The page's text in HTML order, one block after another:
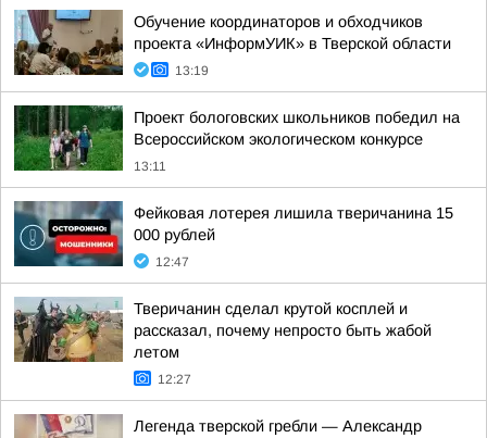
Обучение координаторов и обходчиков
проекта «ИнформУИК» в Тверской области
13:19
Проект бологовских школьников победил на
Всероссийском экологическом конкурсе
13:11
Фейковая лотерея лишила тверичанина 15
000 рублей
12:47
Тверичанин сделал крутой косплей и
рассказал, почему непросто быть жабой
летом
12:27
Легенда тверской гребли — Александр